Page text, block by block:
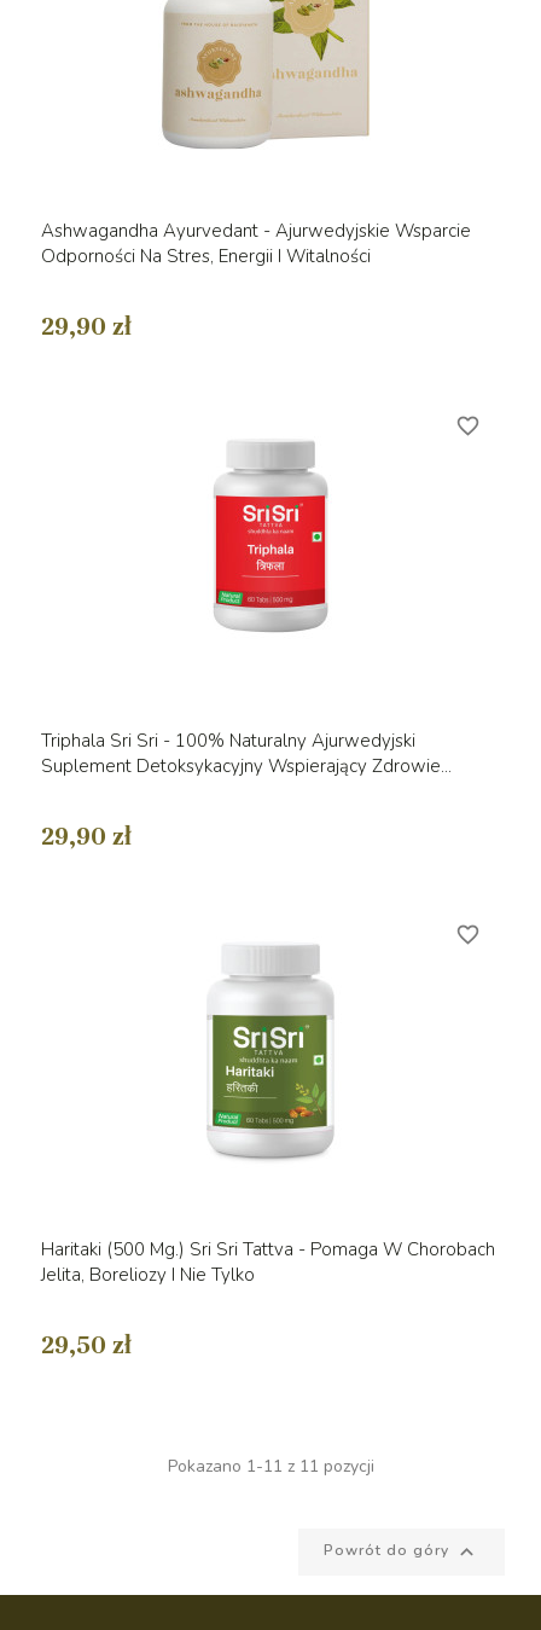
Ashwagandha Ayurvedant - Ajurwedyjskie Wsparcie
Odporności Na Stres, Energii I Witalności
29,90 zł
Triphala Sri Sri - 100% Naturalny Ajurwedyjski
Suplement Detoksykacyjny Wspierający Zdrowie...
29,90 zł
favorite_border
Haritaki (500 Mg.) Sri Sri Tattva - Pomaga W Chorobach
Jelita, Boreliozy I Nie Tylko
29,50 zł
favorite_border
Pokazano 1-11 z 11 pozycji
Powrót do góry 